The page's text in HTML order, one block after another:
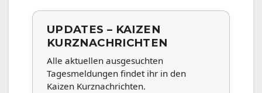
UPDATES – KAIZEN
KURZNACHRICHTEN
Alle aktuellen ausgesuchten
Tagesmeldungen findet ihr in den
Kaizen Kurznachrichten.